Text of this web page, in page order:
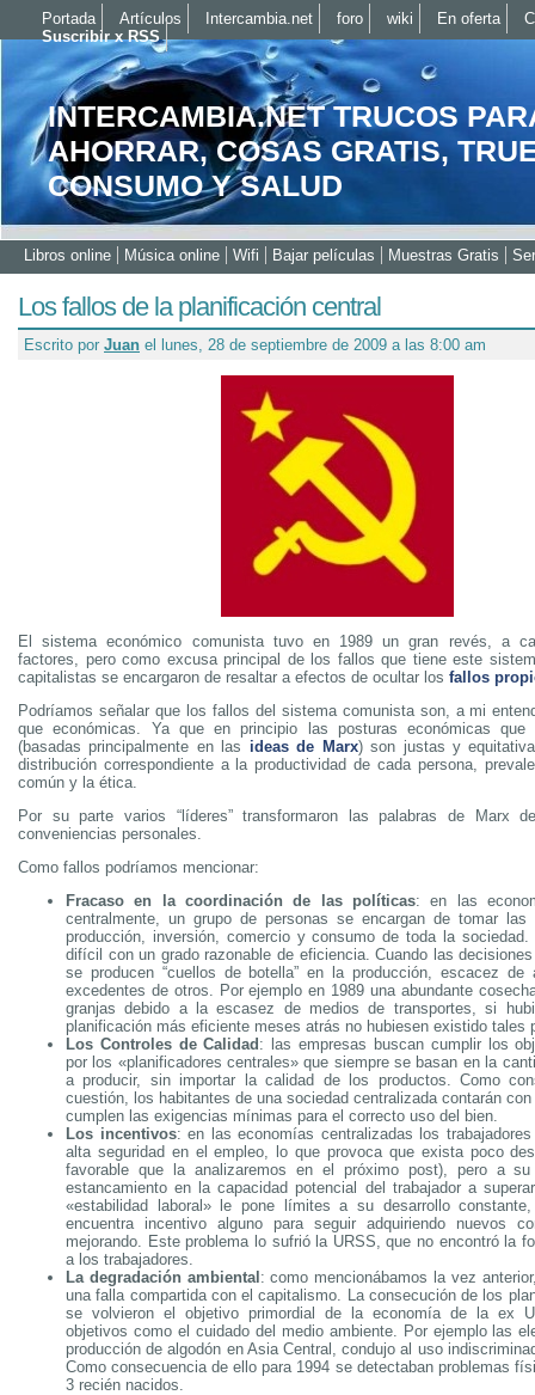
INTERCAMBIA.NET TRUCOS
AHORRAR, COSAS GRATIS,
CONSUMO Y SALUD
Libros online Música online Wifi Bajar películas Muestras Gratis
Los fallos de la planificación central
Escrito por Juan el lunes, 28 de septiembre de 2009 a las 8:00 am
El sistema económico comunista tuvo en 1989 un gran revés, a
factores, pero como excusa principal de los fallos que tiene este
capitalistas se encargaron de resaltar a efectos de ocultar los fallos
Podríamos señalar que los fallos del sistema comunista son, a mi
que económicas. Ya que en principio las posturas económicas
(basadas principalmente en las ideas de Marx) son justas y
distribución correspondiente a la productividad de cada persona,
común y la ética.
Por su parte varios “líderes” transformaron las palabras de Marx
conveniencias personales.
Como fallos podríamos mencionar:
Fracaso en la coordinación de las políticas: en las
centralmente, un grupo de personas se encargan de tomar las
producción, inversión, comercio y consumo de toda la sociedad.
difícil con un grado razonable de eficiencia. Cuando las
se producen “cuellos de botella” en la producción, escacez de
excedentes de otros. Por ejemplo en 1989 una abundante
granjas debido a la escasez de medios de transportes, si
planificación más eficiente meses atrás no hubiesen existido tales
Los Controles de Calidad : las empresas buscan cumplir los
por los «planificadores centrales» que siempre se basan en la
a producir, sin importar la calidad de los productos. Como
cuestión, los habitantes de una sociedad centralizada contarán
cumplen las exigencias mínimas para el correcto uso del bien.
Los incentivos: en las economías centralizadas los
alta seguridad en el empleo, lo que provoca que exista poco
favorable que la analizaremos en el próximo post), pero a
estancamiento en la capacidad potencial del trabajador a
«estabilidad laboral» le pone límites a su desarrollo
encuentra incentivo alguno para seguir adquiriendo nuevos
mejorando. Este problema lo sufrió la URSS, que no encontró la
a los trabajadores.
La degradación ambiental : como mencionábamos la vez
una falla compartida con el capitalismo. La consecución de los
se volvieron el objetivo primordial de la economía de la ex
objetivos como el cuidado del medio ambiente. Por ejemplo las
producción de algodón en Asia Central, condujo al uso
Como consecuencia de ello para 1994 se detectaban problemas
3 recién nacidos.
Portada Artículos Intercambia.net foro wiki En oferta
Suscribir x RSS